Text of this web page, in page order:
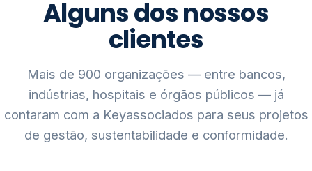
Alguns dos nossos
clientes
Mais de 900 organizações — entre bancos,
indústrias, hospitais e órgãos públicos — já
contaram com a Keyassociados para seus projetos
de gestão, sustentabilidade e conformidade.